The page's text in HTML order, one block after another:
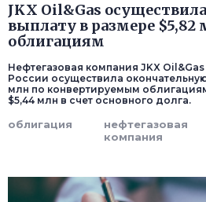
JKX Oil&Gas
выплату в размере $5,82
облигациям
Нефтегазовая компания JKX
России осуществила
млн по конвертируемым
$5,44 млн в счет основного долга.
облигация
нефтегазовая
компания